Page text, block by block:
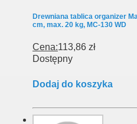
Drewniana tablica organizer
cm, max. 20 kg, MC-130 WD
Cena:113,86 zł
Dostępny
Dodaj do koszyka